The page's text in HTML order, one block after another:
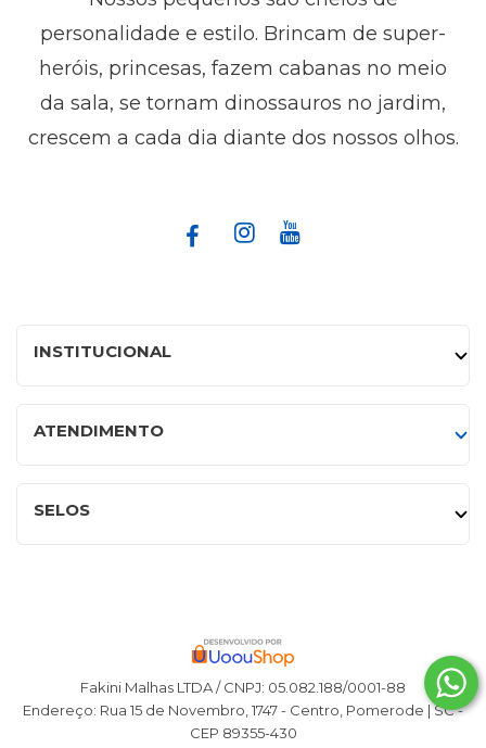
personalidade e estilo. Brincam de super-
heróis, princesas, fazem cabanas no meio
da sala, se tornam dinossauros no jardim,
crescem a cada dia diante dos nossos olhos.
INSTITUCIONAL
ATENDIMENTO
SELOS
Fakini Malhas LTDA / CNPJ: 05.082.188/0001-88
Endereço: Rua 15 de Novembro, 1747 - Centro, Pomerode | SC -
CEP 89355-430